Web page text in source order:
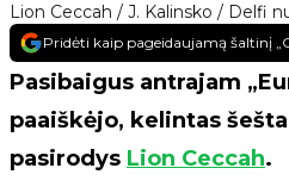
Lion Ceccah / J. Kalinsko / Delfi
Pridėti kaip pageidaujamą šaltinį
Pasibaigus antrajam
paaiškėjo, kelintas
pasirodys Lion Ceccah.